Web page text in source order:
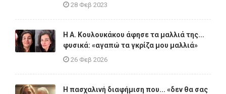
28 Φεβ 2023
Η A. Κουλουκάκου άφησε τα μαλλιά της...
φυσικά: «αγαπώ τα γκρίζα μου μαλλιά»
26 Φεβ 2026
Η πασχαλινή διαφήμιση που... «δεν θα σας